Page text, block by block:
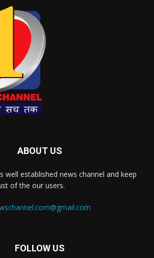
ABOUT US
well established news channel and keep
of the our users.
FOLLOW US